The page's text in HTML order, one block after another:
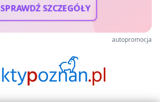
SPRAWDŹ SZCZEGÓŁY
autopromocja